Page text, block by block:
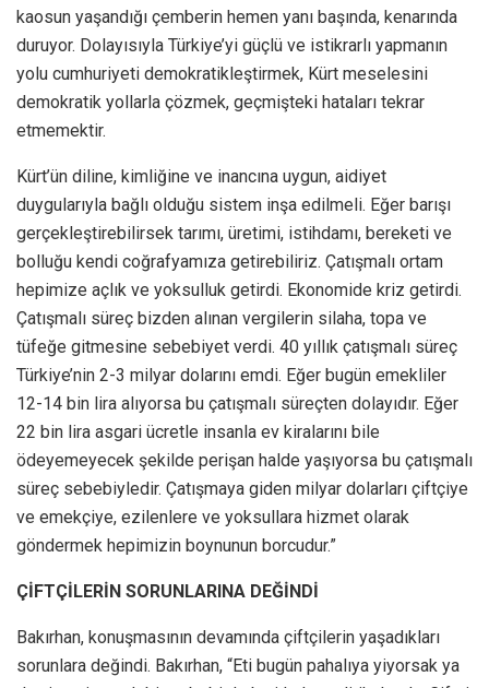
kaosun yaşandığı çemberin hemen yanı başında, kenarında
duruyor. Dolayısıyla Türkiye’yi güçlü ve istikrarlı yapmanın
yolu cumhuriyeti demokratikleştirmek, Kürt meselesini
demokratik yollarla çözmek, geçmişteki hataları tekrar
etmemektir.
Kürt’ün diline, kimliğine ve inancına uygun, aidiyet
duygularıyla bağlı olduğu sistem inşa edilmeli. Eğer barışı
gerçekleştirebilirsek tarımı, üretimi, istihdamı, bereketi ve
bolluğu kendi coğrafyamıza getirebiliriz. Çatışmalı ortam
hepimize açlık ve yoksulluk getirdi. Ekonomide kriz getirdi.
Çatışmalı süreç bizden alınan vergilerin silaha, topa ve
tüfeğe gitmesine sebebiyet verdi. 40 yıllık çatışmalı süreç
Türkiye’nin 2-3 milyar dolarını emdi. Eğer bugün emekliler
12-14 bin lira alıyorsa bu çatışmalı süreçten dolayıdır. Eğer
22 bin lira asgari ücretle insanla ev kiralarını bile
ödeyemeyecek şekilde perişan halde yaşıyorsa bu çatışmalı
süreç sebebiyledir. Çatışmaya giden milyar dolarları çiftçiye
ve emekçiye, ezilenlere ve yoksullara hizmet olarak
göndermek hepimizin boynunun borcudur.”
ÇİFTÇİLERİN SORUNLARINA DEĞİNDİ
Bakırhan, konuşmasının devamında çiftçilerin yaşadıkları
sorunlara değindi. Bakırhan, “Eti bugün pahalıya yiyorsak ya